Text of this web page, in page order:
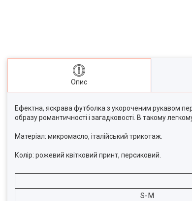
Опис
Ефектна, яскрава футболка з укороченим рукавом
образу романтичності і загадковості. В такому
Матеріал: микромасло, італійський трикотаж.
Колір: рожевий квітковий принт, персиковий.
S-M